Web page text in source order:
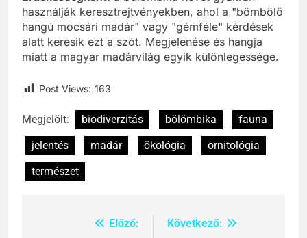
használják keresztrejtvényekben, ahol a "bömbölő
hangú mocsári madár" vagy "gémféle" kérdések
alatt keresik ezt a szót. Megjelenése és hangja
miatt a magyar madárvilág egyik különlegessége.
Post Views: 163
Megjelölt: biodiverzitás bölömbika
fauna
jelentés
madár ökológia
ornitológia
természet
BejegyzésElőző:
Következő: